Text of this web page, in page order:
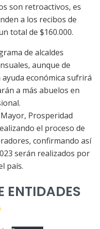
son retroactivos, es
a los recibos de
total de $160.000.
de alcaldes
aunque de
económica sufrirá
a más abuelos en
Prosperidad
el proceso de
confirmando así
serán realizados por
país.
ENTIDADES